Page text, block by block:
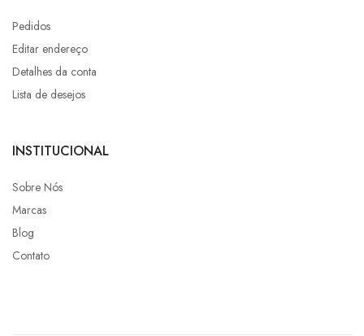
Pedidos
Editar endereço
Detalhes da conta
Lista de desejos
INSTITUCIONAL
Sobre Nós
Marcas
Blog
Contato